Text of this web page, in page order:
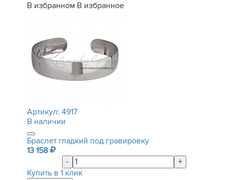
В избранном В избранное
Артикул: 4917
В наличии
Браслет гладкий под гравировку
13 158
-
+
Купить в 1 клик